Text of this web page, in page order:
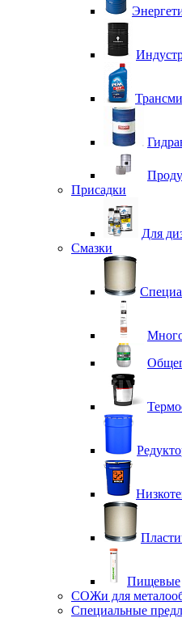
Присадки
Для
Смазки
Пищевые
СОЖи для
Специальные